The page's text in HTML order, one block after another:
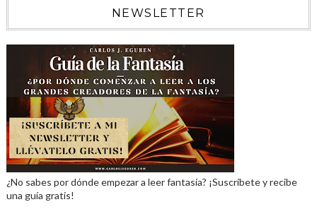
NEWSLETTER
¿No sabes por dónde empezar a leer fantasía? ¡Suscríbete y recibe
una guía gratis!